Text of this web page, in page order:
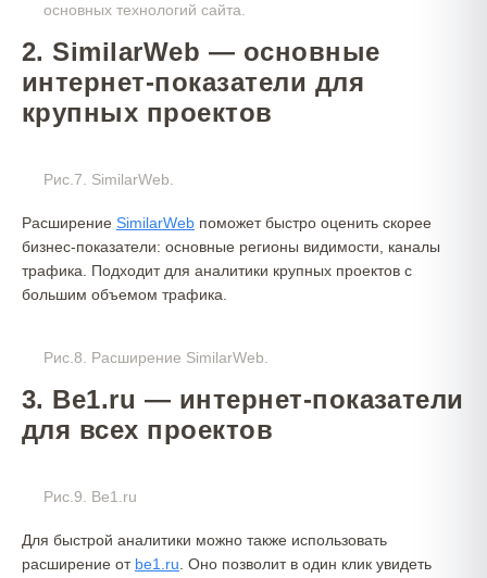
основных технологий сайта.
2. SimilarWeb — основные
интернет-показатели для
крупных проектов
Рис.7. SimilarWeb.
Расширение SimilarWeb поможет быстро оценить скорее
бизнес-показатели: основные регионы видимости, каналы
трафика. Подходит для аналитики крупных проектов с
большим объемом трафика.
Рис.8. Расширение SimilarWeb.
3. Be1.ru — интернет-показатели
для всех проектов
Рис.9. Be1.ru
Для быстрой аналитики можно также использовать
расширение от be1.ru . Оно позволит в один клик увидеть